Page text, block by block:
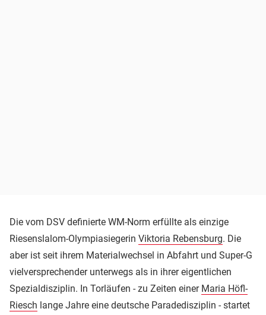
Die vom DSV definierte WM-Norm erfüllte als einzige
Riesenslalom-Olympiasiegerin Viktoria Rebensburg. Die
aber ist seit ihrem Materialwechsel in Abfahrt und Super-G
vielversprechender unterwegs als in ihrer eigentlichen
Spezialdisziplin. In Torläufen - zu Zeiten einer Maria Höfl-
Riesch lange Jahre eine deutsche Paradedisziplin - startet